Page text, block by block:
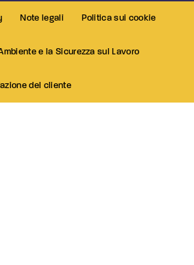
Note legali Politica sui cookie
e la Sicurezza sul Lavoro
del cliente